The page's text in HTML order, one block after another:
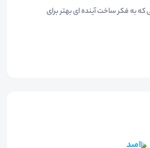
که به فکر ساخت آینده ای بهتر برای